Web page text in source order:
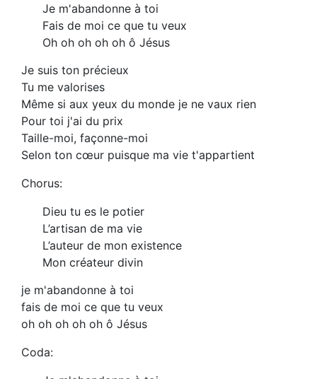
Je m'abandonne à toi
Fais de moi ce que tu veux
Oh oh oh oh oh ô Jésus
Je suis ton précieux
Tu me valorises
Même si aux yeux du monde je ne vaux rien
Pour toi j'ai du prix
Taille-moi, façonne-moi
Selon ton cœur puisque ma vie t'appartient
Chorus:
Dieu tu es le potier
L’artisan de ma vie
L’auteur de mon existence
Mon créateur divin
je m'abandonne à toi
fais de moi ce que tu veux
oh oh oh oh oh ô Jésus
Coda: